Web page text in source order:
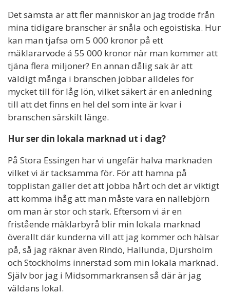
Det sämsta är att fler människor än jag trodde från
mina tidigare branscher är snåla och egoistiska. Hur
kan man tjafsa om 5 000 kronor på ett
mäklararvode á 55 000 kronor när man kommer att
tjäna flera miljoner? En annan dålig sak är att
väldigt många i branschen jobbar alldeles för
mycket till för låg lön, vilket säkert är en anledning
till att det finns en hel del som inte är kvar i
branschen särskilt länge.
Hur ser din lokala marknad ut i dag?
På Stora Essingen har vi ungefär halva marknaden
vilket vi är tacksamma för. För att hamna på
topplistan gäller det att jobba hårt och det är viktigt
att komma ihåg att man måste vara en nallebjörn
om man är stor och stark. Eftersom vi är en
fristående mäklarbyrå blir min lokala marknad
överallt där kunderna vill att jag kommer och hälsar
på, så jag räknar även Rindö, Hallunda, Djursholm
och Stockholms innerstad som min lokala marknad.
Själv bor jag i Midsommarkransen så där är jag
väldans lokal.